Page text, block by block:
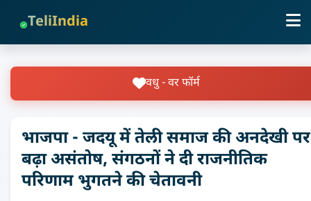
TeliIndia
वधु - वर फॉर्म
भाजपा - जदयू में तेली समाज की अनदेखी पर
बढ़ा असंतोष, संगठनों ने दी राजनीतिक
परिणाम भुगतने की चेतावनी